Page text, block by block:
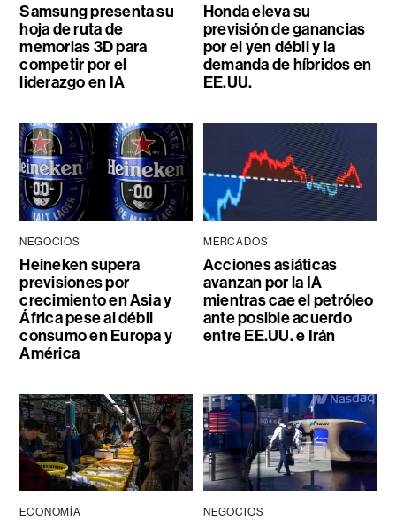
Samsung presenta su
hoja de ruta de
memorias 3D para
competir por el
liderazgo en IA
Honda eleva su
previsión de ganancias
por el yen débil y la
demanda de híbridos en
EE.UU.
NEGOCIOS
Heineken supera
previsiones por
crecimiento en Asia y
África pese al débil
consumo en Europa y
América
MERCADOS
Acciones asiáticas
avanzan por la IA
mientras cae el petróleo
ante posible acuerdo
entre EE.UU. e Irán
ECONOMÍA NEGOCIOS